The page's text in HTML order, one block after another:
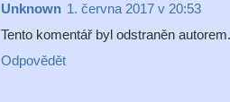
Unknown 1. června 2017 v 20:53
Tento komentář byl odstraněn autorem.
Odpovědět